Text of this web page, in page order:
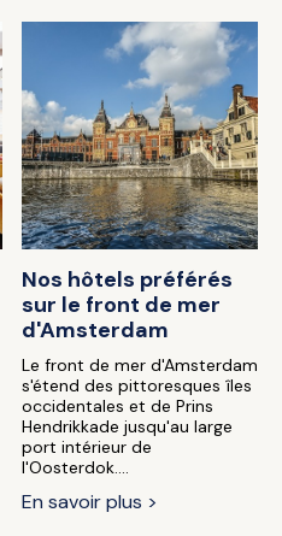
Nos hôtels préférés
sur le front de mer
d'Amsterdam
Le front de mer d'Amsterdam
s'étend des pittoresques îles
occidentales et de Prins
Hendrikkade jusqu'au large
port intérieur de
l'Oosterdok....
En savoir plus >